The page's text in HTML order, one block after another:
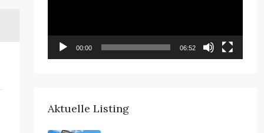
00:00 06:52
Aktuelle Listing